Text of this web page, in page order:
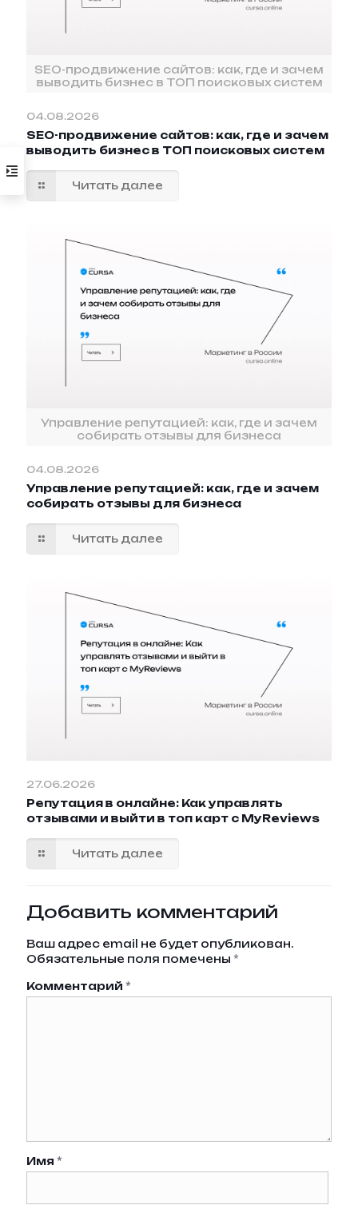
SEO-продвижение сайтов: как, где и зачем
выводить бизнес в ТОП поисковых систем
04.08.2026
SEO-продвижение сайтов: как, где и зачем
выводить бизнес в ТОП поисковых систем
Читать далее
Управление репутацией: как, где и зачем
собирать отзывы для бизнеса
04.08.2026
Управление репутацией: как, где и зачем
собирать отзывы для бизнеса
Читать далее
27.06.2026
Репутация в онлайне: Как управлять
отзывами и выйти в топ карт с MyReviews
Читать далее
Добавить комментарий
Ваш адрес email не будет опубликован.
Обязательные поля помечены *
Комментарий *
Имя *